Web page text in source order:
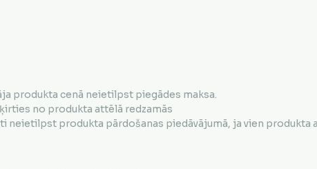
produkta cenā neietilpst piegādes maksa.
no produkta attēlā redzamās
neietilpst produkta pārdošanas piedāvājumā, ja vien produkta